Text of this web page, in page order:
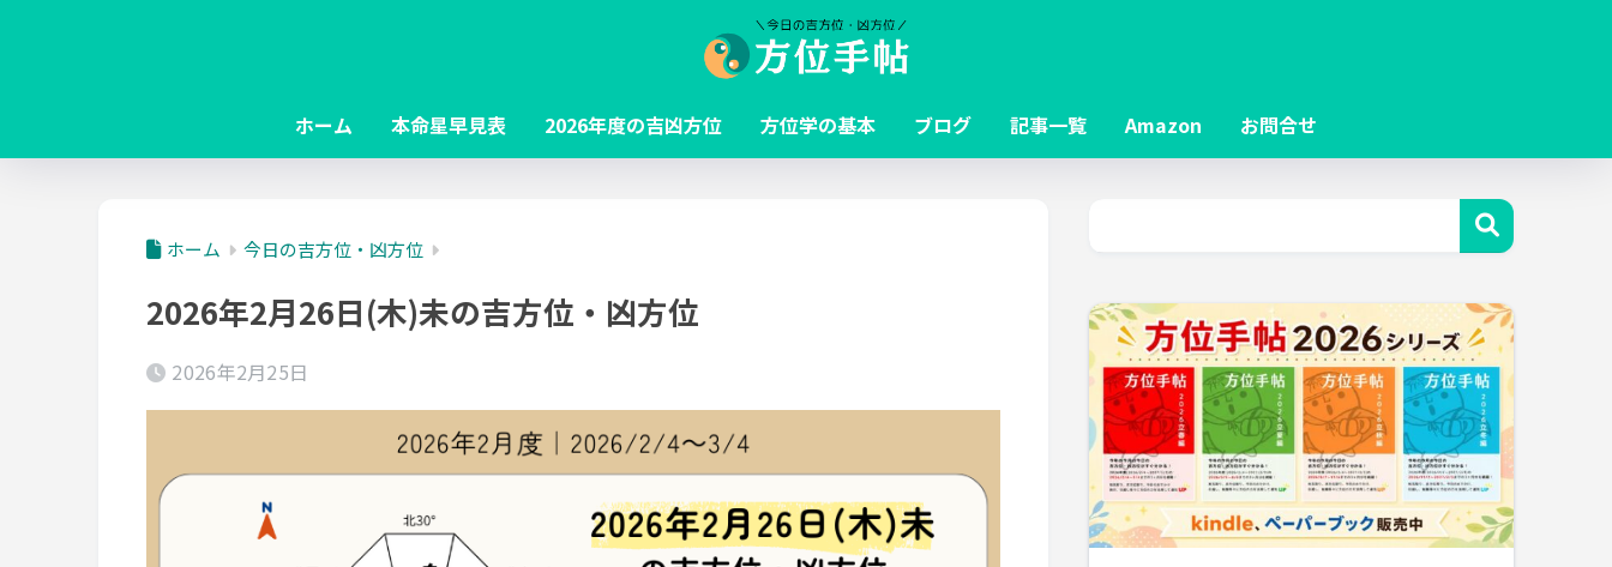
ホーム 本命星早見表 2026年度の吉凶方位 方位学の基本 ブログ 記事一覧 Amazon お問合せ
ホーム 今日の吉方位・凶方位
2026年2月26日(木)未の吉方位・凶方位
2026年2月25日